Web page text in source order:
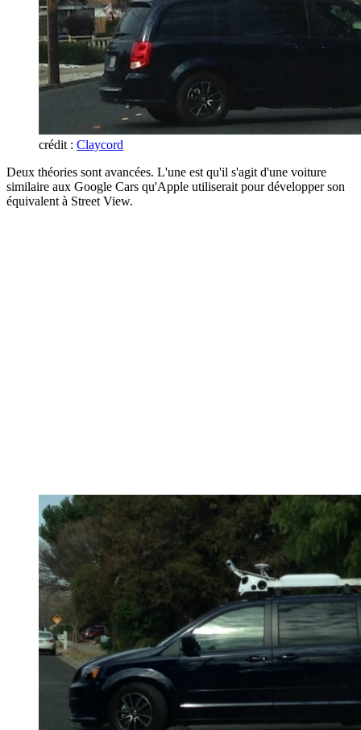
crédit : Claycord
Deux théories sont avancées. L'une est qu'il s'agit d'une voiture
similaire aux Google Cars qu'Apple utiliserait pour développer son
équivalent à Street View.